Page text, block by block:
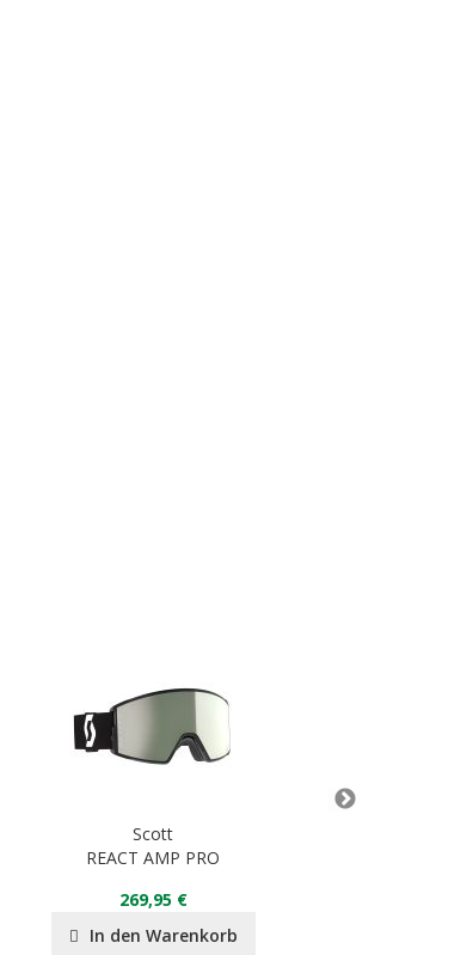
Scott
REACT AMP PRO
269,95 €
In den Warenkorb